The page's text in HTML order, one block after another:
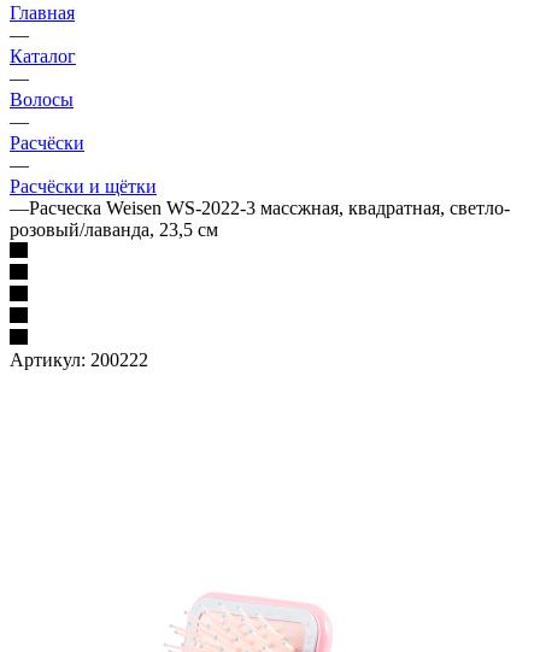
Главная
—
Каталог
—
Волосы
—
Расчёски
—
Расчёски и щётки
—Расческа Weisen WS-2022-3 массжная, квадратная, светло-
розовый/лаванда, 23,5 см
Артикул: 200222